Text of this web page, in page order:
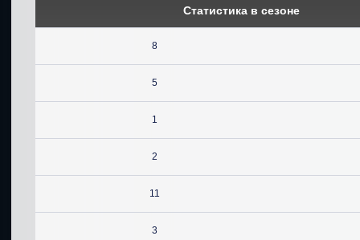
Статистика в сезоне
8
5
1
2
11
3